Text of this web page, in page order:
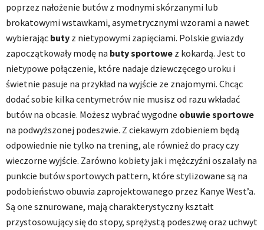
poprzez nałożenie butów z modnymi skórzanymi lub
brokatowymi wstawkami, asymetrycznymi wzorami a nawet
wybierając buty z nietypowymi zapięciami. Polskie gwiazdy
zapoczątkowały modę na buty sportowe z kokardą. Jest to
nietypowe połączenie, które nadaje dziewczęcego uroku i
świetnie pasuje na przykład na wyjście ze znajomymi. Chcąc
dodać sobie kilka centymetrów nie musisz od razu wkładać
butów na obcasie. Możesz wybrać wygodne obuwie sportowe
na podwyższonej podeszwie. Z ciekawym zdobieniem będą
odpowiednie nie tylko na trening, ale również do pracy czy
wieczorne wyjście. Zarówno kobiety jak i mężczyźni oszalały na
punkcie butów sportowych pattern, które stylizowane są na
podobieństwo obuwia zaprojektowanego przez Kanye West’a.
Są one sznurowane, mają charakterystyczny kształt
przystosowujący się do stopy, sprężystą podeszwę oraz uchwyt